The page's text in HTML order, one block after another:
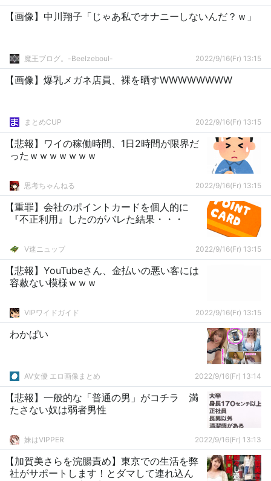
【画像】中川翔子「じゃあ私でオナニーしないんだ？ｗ」
魔王ブログ。-Beelzeboul- 2022/9/16(Fr) 13:15
【画像】爆乳メガネ店員、裸を晒すWWWWWWWW
まとめCUP 2022/9/16(Fr) 13:15
【悲報】ワイの稼働時間、1日2時間が限界だ
ったｗｗｗｗｗｗｗ
思考ちゃんねる 2022/9/16(Fr) 13:15
【重罪】会社のポイントカードを個人的に
『不正利用』したのがバレた結果・・・
V速ニュップ 2022/9/16(Fr) 13:15
【悲報】YouTubeさん、金払いの悪い客には
容赦ない模様ｗｗｗ
VIPワイドガイド 2022/9/16(Fr) 13:15
わかぱい
AV女優 エロ画像まとめ 2022/9/16(Fr) 13:14
【悲報】一般的な「普通の男」がコチラ 満
たさない奴は弱者男性
妹はVIPPER 2022/9/16(Fr) 13:13
【加賀美さらを浣腸責め】東京での生活を弊
社がサポートします！とダマして連れ込ん